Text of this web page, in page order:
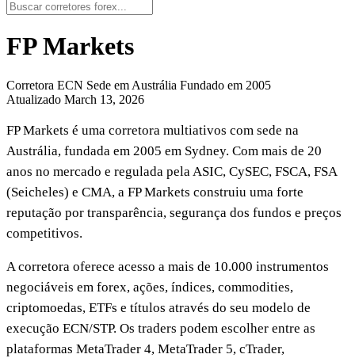
FP Markets
Corretora ECN Sede em Austrália Fundado em 2005
Atualizado March 13, 2026
FP Markets é uma corretora multiativos com sede na
Austrália, fundada em 2005 em Sydney. Com mais de 20
anos no mercado e regulada pela ASIC, CySEC, FSCA, FSA
(Seicheles) e CMA, a FP Markets construiu uma forte
reputação por transparência, segurança dos fundos e preços
competitivos.
A corretora oferece acesso a mais de 10.000 instrumentos
negociáveis em forex, ações, índices, commodities,
criptomoedas, ETFs e títulos através do seu modelo de
execução ECN/STP. Os traders podem escolher entre as
plataformas MetaTrader 4, MetaTrader 5, cTrader,